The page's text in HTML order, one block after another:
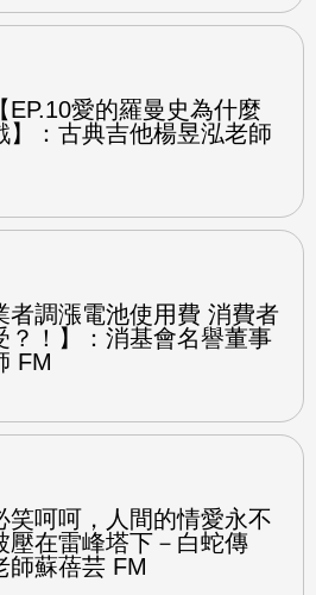
EP.10愛的羅曼史為什麼
】：古典吉他楊昱泓老師
者調漲電池使用費 消費者
？！】：消基會名譽董事
FM
笑呵呵，人間的情愛永不
壓在雷峰塔下－白蛇傳
師蘇蓓芸 FM